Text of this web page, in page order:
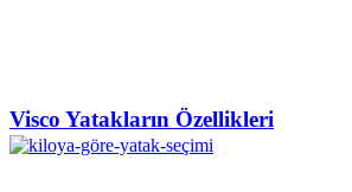
Visco Yatakların Özellikleri